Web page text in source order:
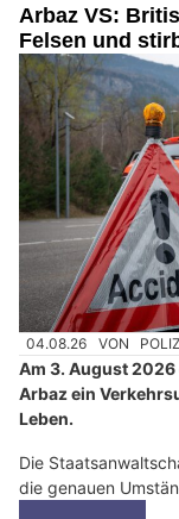
Arbaz VS:
Felsen und
04.08.26 VON
Am 3. August 2026
Arbaz ein
Leben.
Die
die genauen